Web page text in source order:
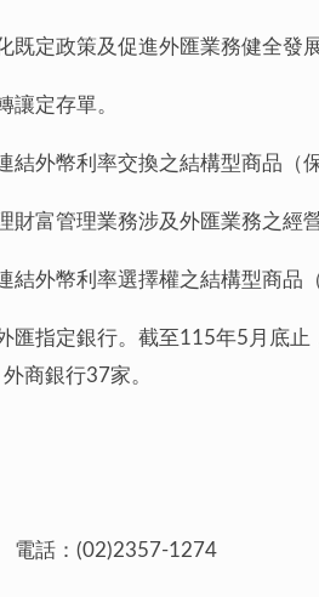
既定政策及促進外匯業務健全發
讓定存單。
結外幣利率交換之結構型商品（
富管理業務涉及外匯業務之經營
結外幣利率選擇權之結構型商品
匯指定銀行。截至115年5月底
商銀行37家。
話：(02)2357-1274